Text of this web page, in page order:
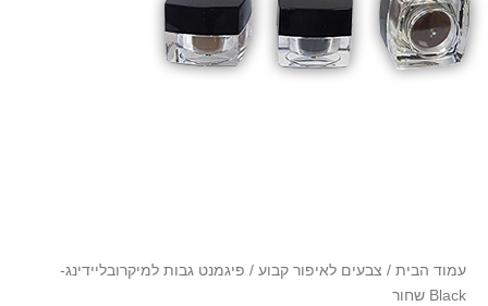
font_download סמן קישורים
עמוד הבית / צבעים לאיפור קבוע / פיגמנט גבות למיקרובליידינג-
Black שחור